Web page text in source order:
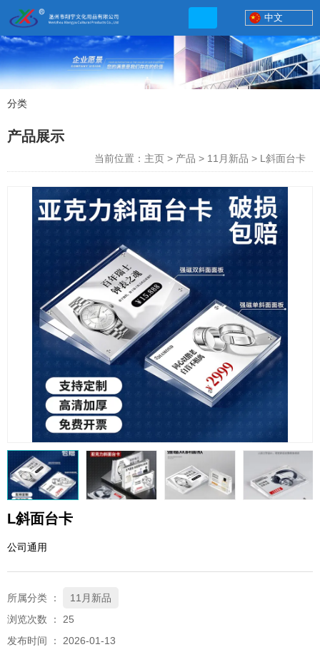
联系电话
http://xybp.tmall.com http://wzxybp.1688.com
xybp@qq.com
中文
分类
产品展示
当前位置：主页 > 产品 > 11月新品 > L斜面台卡
L斜面台卡
公司通用
所属分类 ：
11月新品
浏览次数 ： 25
发布时间 ： 2026-01-13